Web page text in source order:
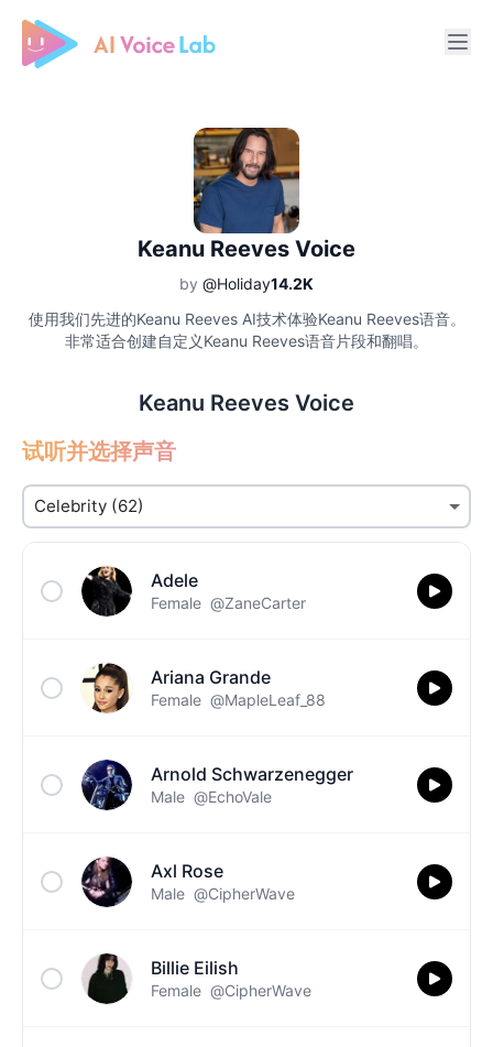
Free AI Cover & AI Voice Over
Keanu Reeves Voice
by @Holiday14.2K
使用我们先进的Keanu Reeves AI技术体验Keanu Reeves语音。
非常适合创建自定义Keanu Reeves语音片段和翻唱。
Keanu Reeves Voice
试听并选择声音
Adele
Female @ZaneCarter
Ariana Grande
Female @MapleLeaf_88
Arnold Schwarzenegger
Male @EchoVale
Axl Rose
Male @CipherWave
Billie Eilish
Female @CipherWave